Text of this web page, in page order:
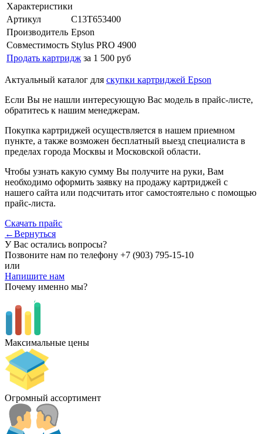
Характеристики
Артикул
C13T653400
Производитель Epson
Совместимость Stylus PRO 4900
Продать картридж за 1 500 руб
Актуальный каталог для скупки картриджей Epson
Если Вы не нашли интересующую Вас модель в прайс-листе,
обратитесь к нашим менеджерам.
Покупка картриджей осуществляется в нашем приемном
пункте, а также возможен бесплатный выезд специалиста в
пределах города Москвы и Московской области.
Чтобы узнать какую сумму Вы получите на руки, Вам
необходимо оформить заявку на продажу картриджей с
нашего сайта или подсчитать итог самостоятельно с помощью
прайс-листа.
Скачать прайс
←Вернуться
У Вас остались вопросы?
Позвоните нам по телефону +7 (903) 795-15-10
или
Напишите нам
Почему именно мы?
Максимальные цены
Огромный ассортимент